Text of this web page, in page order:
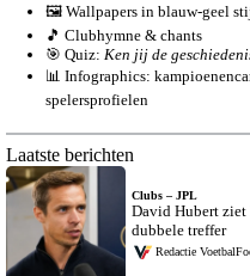
🖼️ Wallpapers in blauw-geel
🎵 Clubhymne & chants
🎯 Quiz: Ken jij de
📊 Infographics:
spelersprofielen
Laatste berichten
Clubs –JPL
David Hubert
dubbele treffer
Redactie